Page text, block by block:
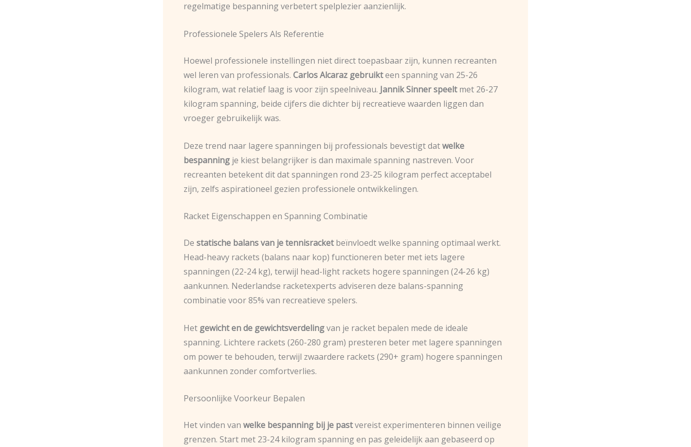
regelmatige bespanning verbetert spelplezier aanzienlijk.
Professionele Spelers Als Referentie
Hoewel professionele instellingen niet direct toepasbaar zijn, kunnen recreanten
wel leren van professionals. Carlos Alcaraz gebruikteen spanning van 25-26
kilogram, wat relatief laag is voor zijn speelniveau. Jannik Sinner speeltmet 26-27
kilogram spanning, beide cijfers die dichter bij recreatieve waarden liggen dan
vroeger gebruikelijk was.
Deze trend naar lagere spanningen bij professionals bevestigt datwelke
bespanning je kiest belangrijker is dan maximale spanning nastreven. Voor
recreanten betekent dit dat spanningen rond 23-25 kilogram perfect acceptabel
zijn, zelfs aspirationeel gezien professionele ontwikkelingen.
Racket Eigenschappen en Spanning Combinatie
De statische balans van je tennisracketbeïnvloedt welke spanning optimaal werkt.
Head-heavy rackets (balans naar kop) functioneren beter met iets lagere
spanningen (22-24 kg), terwijl head-light rackets hogere spanningen (24-26 kg)
aankunnen. Nederlandse racketexperts adviseren deze balans-spanning
combinatie voor 85% van recreatieve spelers.
Het gewicht en de gewichtsverdelingvan je racket bepalen mede de ideale
spanning. Lichtere rackets (260-280 gram) presteren beter met lagere spanningen
om power te behouden, terwijl zwaardere rackets (290+ gram) hogere spanningen
aankunnen zonder comfortverlies.
Persoonlijke Voorkeur Bepalen
Het vinden van welke bespanning bij je pastvereist experimenteren binnen veilige
grenzen. Start met 23-24 kilogram spanning en pas geleidelijk aan gebaseerd op